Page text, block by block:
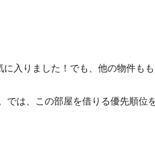
に入りました！でも、他の物件も
では、この部屋を借りる優先順位